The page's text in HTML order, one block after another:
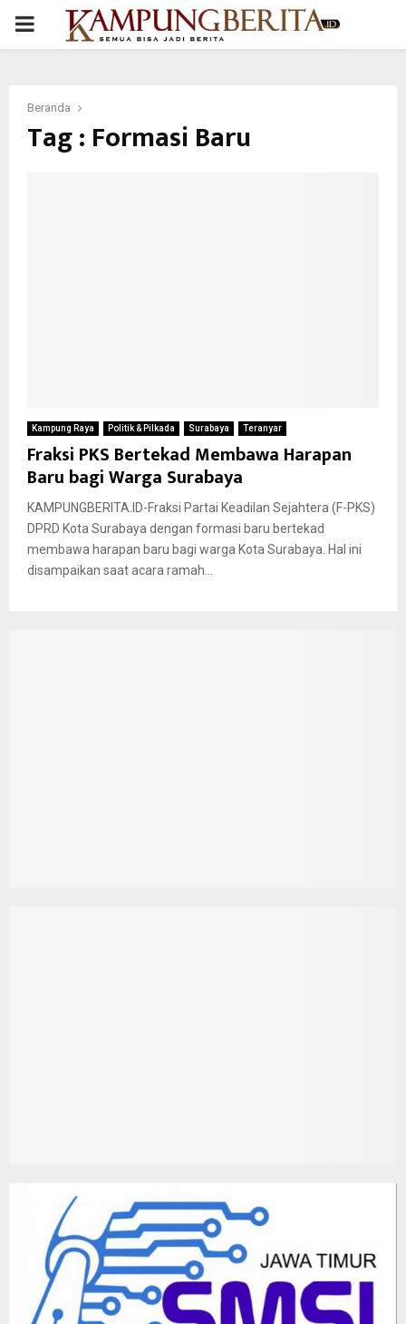
PRIMARY
Beranda
Tag : Formasi Baru
Kampung Raya Politik & Pilkada Surabaya Teranyar
Fraksi PKS Bertekad Membawa Harapan
Baru bagi Warga Surabaya
KAMPUNGBERITA.ID-Fraksi Partai Keadilan Sejahtera (F-PKS)
DPRD Kota Surabaya dengan formasi baru bertekad
membawa harapan baru bagi warga Kota Surabaya. Hal ini
disampaikan saat acara ramah...